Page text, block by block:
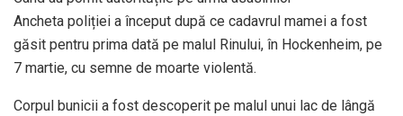
Ancheta poliției a început după ce cadavrul mamei a fost
găsit pentru prima dată pe malul Rinului, în Hockenheim, pe
7 martie, cu semne de moarte violentă.
Corpul bunicii a fost descoperit pe malul unui lac de lângă